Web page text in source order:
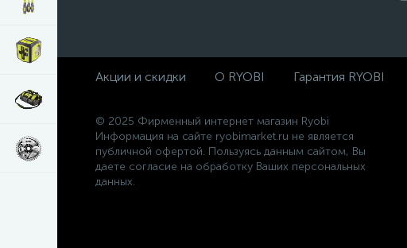
Акции и скидки О RYOBI Гарантия RYOBI
© 2025 Фирменный интернет магазин Ryobi
Информация на сайте ryobimarket.ru не является
публичной офертой. Пользуясь данным сайтом, Вы
даете согласие на обработку Ваших персональных
данных.